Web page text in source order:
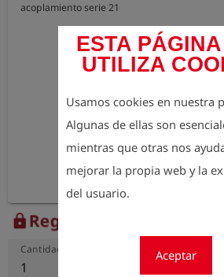
ESTA
UTILIZA
Usamos cookies en nuestra
Algunas de ellas son
mientras que otras nos
mejorar la propia web y la
del usuario.
Aceptar
acoplamiento serie 21
lockRegístrese para ver el
Cantidad
1